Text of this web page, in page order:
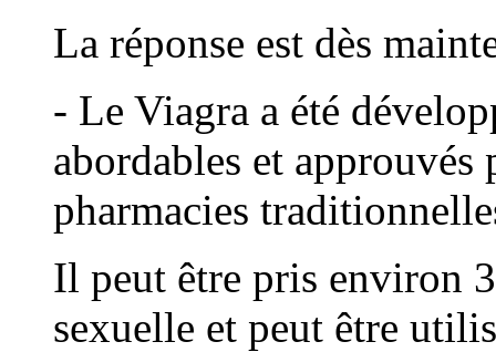
La réponse est dès
- Le Viagra a été
abordables et approuvés
pharmacies
Il peut être pris environ
sexuelle et peut être